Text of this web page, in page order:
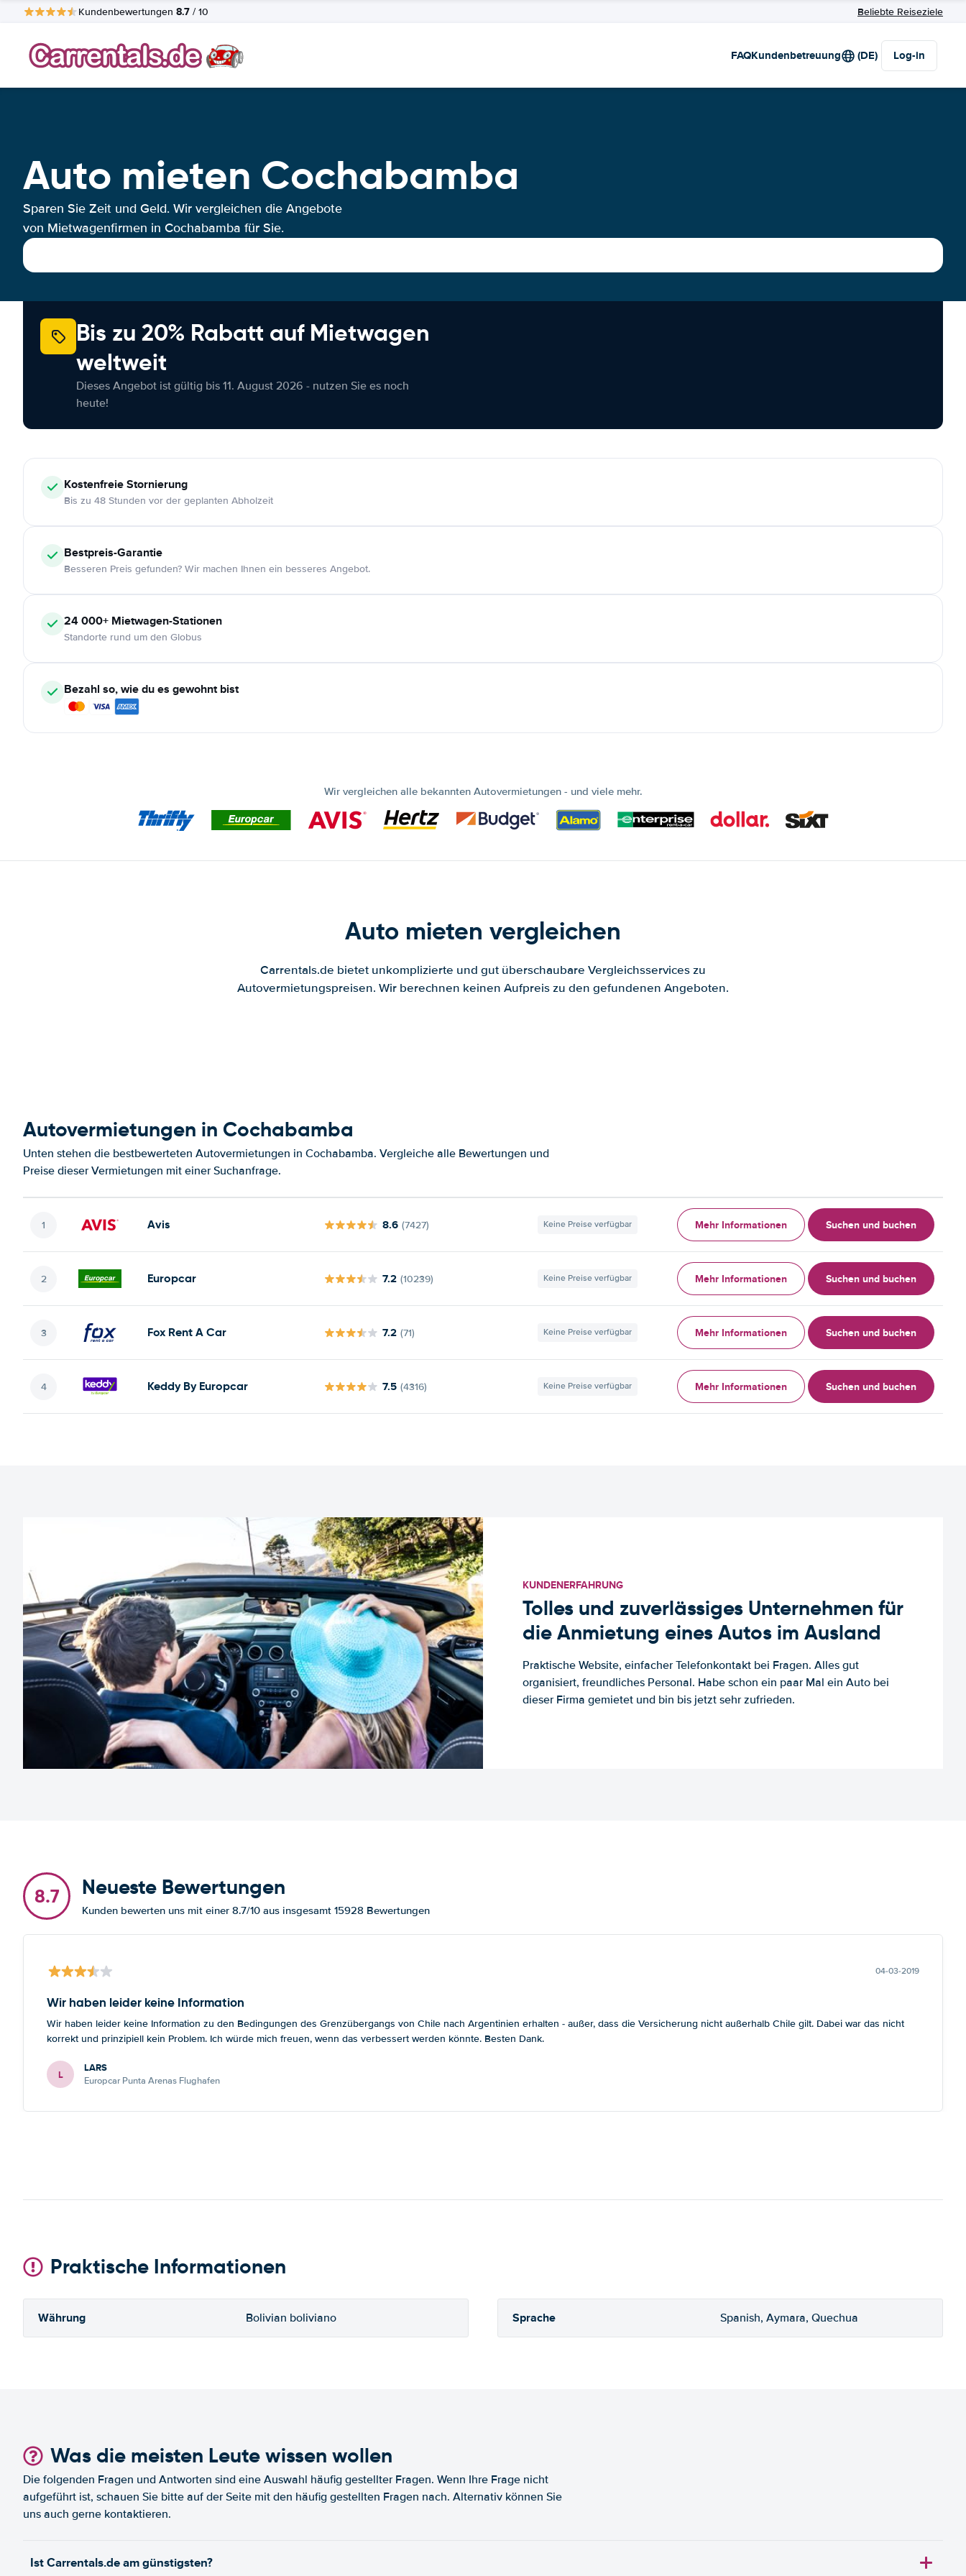
Kundenbewertungen 8.7 / 10 Beliebte Reiseziele
FAQKundenbetreuung (DE) Log-in
Auto mieten Cochabamba
Sparen Sie Zeit und Geld. Wir vergleichen die Angebote
von Mietwagenfirmen in Cochabamba für Sie.
Bis zu 20% Rabatt auf Mietwagen
weltweit
Dieses Angebot ist gültig bis 11. August 2026 - nutzen Sie es noch
heute!
KostenfreieStornierung
Bis zu 48 Stunden vor der geplanten Abholzeit
Bestpreis-Garantie
Besseren Preis gefunden? Wir machen Ihnen ein besseres Angebot.
24 000+ Mietwagen-Stationen
Standorte rund um den Globus
Bezahl so, wie du es gewohnt bist
Wir vergleichen alle bekannten Autovermietungen - und viele mehr.
Auto mieten vergleichen
Carrentals.de bietet unkomplizierte und gut überschaubare Vergleichsservices zu
Autovermietungspreisen. Wir berechnen keinen Aufpreis zu den gefundenen Angeboten.
Autovermietungen in Cochabamba
Unten stehen die bestbewerteten Autovermietungen in Cochabamba. Vergleiche alle Bewertungen und
Preise dieser Vermietungen mit einer Suchanfrage.
Avis 8.6 (7427) Keine Preise verfügbar Mehr Informationen Suchen und buchen
Europcar 7.2 (10239) Keine Preise verfügbar Mehr Informationen Suchen und buchen
Fox Rent A Car 7.2 (71) Keine Preise verfügbar Mehr Informationen Suchen und buchen
Keddy By Europcar 7.5 (4316) Keine Preise verfügbar Mehr Informationen Suchen und buchen
KUNDENERFAHRUNG
Tolles und zuverlässiges Unternehmen für
die Anmietung eines Autos im Ausland
Praktische Website, einfacher Telefonkontakt bei Fragen. Alles gut
organisiert, freundliches Personal. Habe schon ein paar Mal ein Auto bei
dieser Firma gemietet und bin bis jetzt sehr zufrieden.
8.7 Neueste Bewertungen
Kunden bewerten uns mit einer 8.7/10 aus insgesamt 15928 Bewertungen
04-03-2019
Wir haben leider keine Information
Wir haben leider keine Information zu den Bedingungen des Grenzübergangs von Chile nach Argentinien erhalten - außer, dass die Versicherung nicht außerhalb Chile gilt. Dabei war das nicht
korrekt und prinzipiell kein Problem. Ich würde mich freuen, wenn das verbessert werden könnte. Besten Dank.
L LARS
Europcar Punta Arenas Flughafen
Praktische Informationen
Währung Bolivian boliviano Sprache Spanish, Aymara, Quechua
Was die meisten Leute wissen wollen
Die folgenden Fragen und Antworten sind eine Auswahl häufig gestellter Fragen. Wenn Ihre Frage nicht
aufgeführt ist, schauen Sie bitte auf der Seite mit den häufig gestellten Fragen nach. Alternativ können Sie
uns auch gerne kontaktieren.
Ist Carrentals.de am günstigsten?